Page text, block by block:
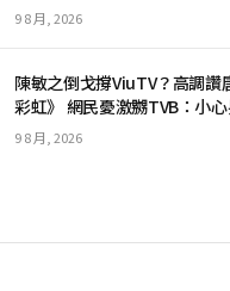
9 8 月, 2026
陳敏之倒戈撐ViuTV？高調讚
彩虹》 網民憂激嬲TVB：小
9 8 月, 2026